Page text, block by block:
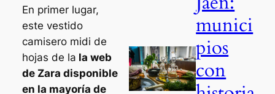
En primer lugar,
este vestido
camisero midi de
hojas de la la web
de Zara disponible
en la mayoría de
munici
pios
con